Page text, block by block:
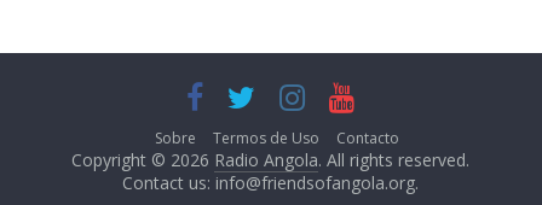
Sobre Termos de Uso Contacto
Copyright © 2026 Radio Angola. All rights reserved.
Contact us: info@friendsofangola.org.